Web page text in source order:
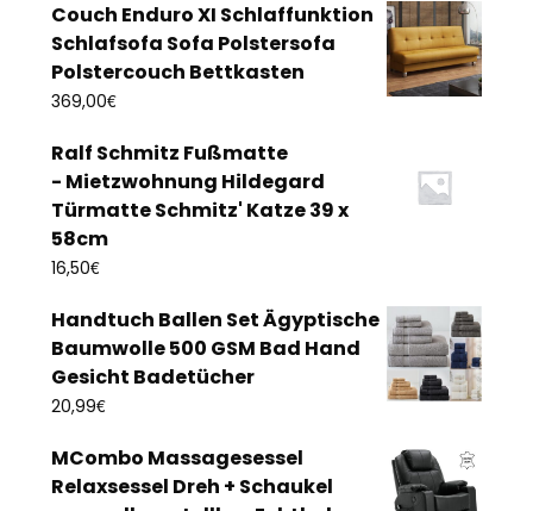
Couch Enduro XI Schlaffunktion
Schlafsofa Sofa Polstersofa
Polstercouch Bettkasten
369,00€
Ralf Schmitz Fußmatte
- Mietzwohnung Hildegard
Türmatte Schmitz' Katze 39 x
58cm
16,50€
Handtuch Ballen Set Ägyptische
Baumwolle 500 GSM Bad Hand
Gesicht Badetücher
20,99€
MCombo Massagesessel
Relaxsessel Dreh + Schaukel